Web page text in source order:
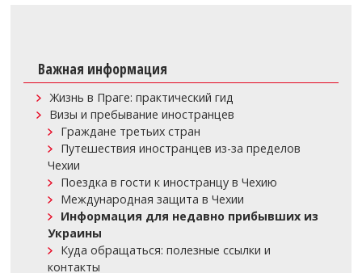
Важная информация
Жизнь в Праге: практический гид
Визы и пребывание иностранцев
Граждане третьих стран
Путешествия иностранцев из-за пределов
Чехии
Поездка в гости к иностранцу в Чехию
Международная защита в Чехии
Информация для недавно прибывших из
Украины
Куда обращаться: полезные ссылки и
контакты